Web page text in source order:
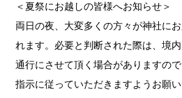
＜夏祭にお越しの皆様へお知らせ＞
両日の夜、大変多くの方々が神社に
れます。必要と判断された際は、境
通行にさせて頂く場合がありますの
指示に従っていただきますようお願い